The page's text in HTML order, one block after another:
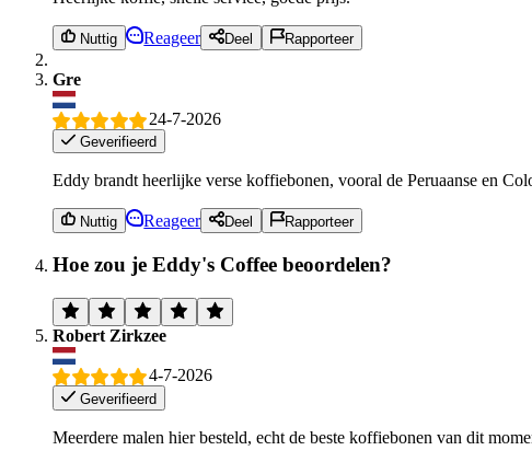
Nuttig Reageer Deel Rapporteer
Gre
24-7-2026
Geverifieerd
Eddy brandt heerlijke verse koffiebonen, vooral de Peruaanse en
Nuttig Reageer Deel Rapporteer
Hoe zou je Eddy's Coffee beoordelen?
Robert Zirkzee
4-7-2026
Geverifieerd
Meerdere malen hier besteld, echt de beste koffiebonen van dit